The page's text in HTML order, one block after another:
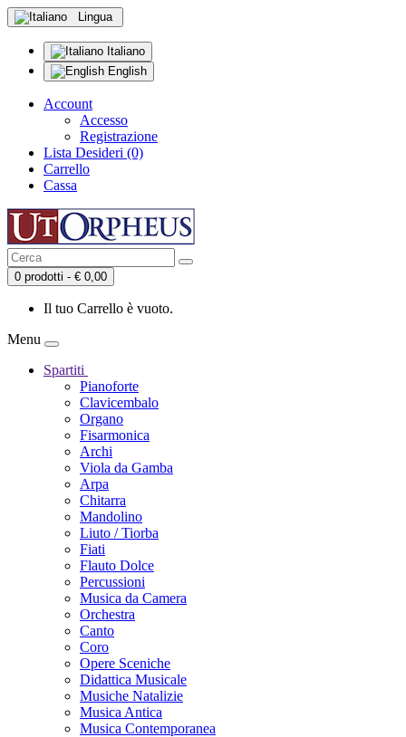
Lingua
Italiano
English
Account
Accesso
Registrazione
Lista Desideri (0)
Carrello
Cassa
0 prodotti - € 0,00
Il tuo Carrello è vuoto.
Menu
Spartiti
Pianoforte
Clavicembalo
Organo
Fisarmonica
Archi
Viola da Gamba
Arpa
Chitarra
Mandolino
Liuto / Tiorba
Fiati
Flauto Dolce
Percussioni
Musica da Camera
Orchestra
Canto
Coro
Opere Sceniche
Didattica Musicale
Musiche Natalizie
Musica Antica
Musica Contemporanea